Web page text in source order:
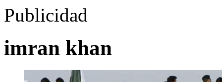
Publicidad
imran khan